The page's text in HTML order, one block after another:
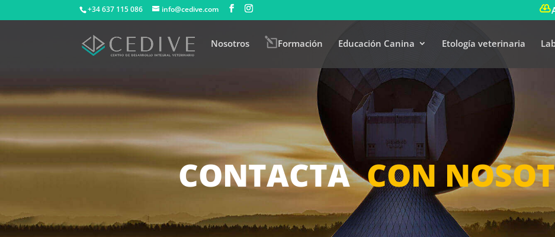
+34 637 115 086 info@cedive.com
Nosotros Formación Educación Canina Etología veterinaria
CONTACTACON